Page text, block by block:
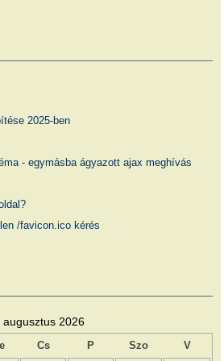
2025-ben
- egymásba ágyazott ajax meghívás
/favicon.ico kérés
augusztus 2026
Cs P Szo V